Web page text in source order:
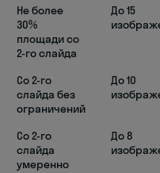
Не более
30%
площади со
2-го слайда
До 15
Со 2-го
слайда без
ограничений
До 10
Со 2-го
слайда
умеренно
До 8